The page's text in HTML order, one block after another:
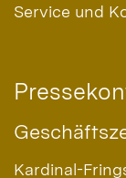
Service und
Kardinal-